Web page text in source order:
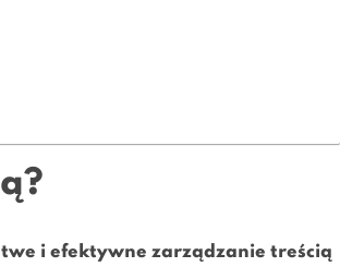
i efektywne zarządzanie treścią